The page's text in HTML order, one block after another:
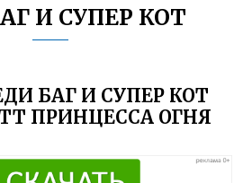
И СУПЕР КОТ
БАГ И СУПЕР КОТ
ПРИНЦЕССА ОГНЯ